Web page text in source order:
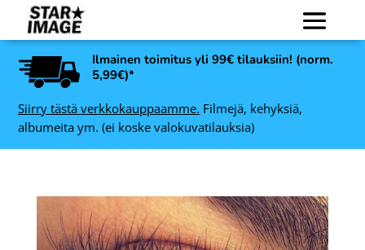
Ilmainen toimitus yli 99€ tilauksiin! (norm.
5,99€)*
Siirry tästä verkkokauppaamme. Filmejä, kehyksiä,
albumeita ym. (ei koske valokuvatilauksia)